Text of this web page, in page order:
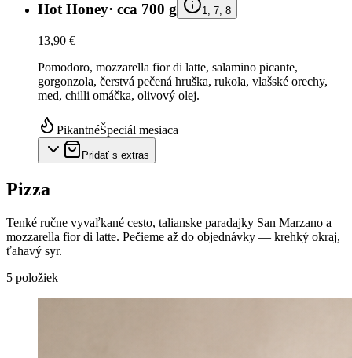
Hot Honey· cca 700 g 1, 7, 8
13,90 €
Pomodoro, mozzarella fior di latte, salamino picante,
gorgonzola, čerstvá pečená hruška, rukola, vlašské orechy,
med, chilli omáčka, olivový olej.
PikantnéŠpeciál mesiaca
Pridať s extras
Pizza
Tenké ručne vyvaľkané cesto, talianske paradajky San Marzano a
mozzarella fior di latte. Pečieme až do objednávky — krehký okraj,
ťahavý syr.
5 položiek